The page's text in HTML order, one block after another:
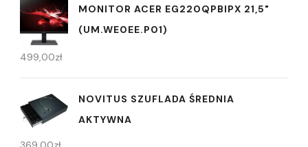
MONITOR ACER EG220QPBIPX 21,5"
(UM.WE0EE.P01)
499,00zł
NOVITUS SZUFLADA ŚREDNIA
AKTYWNA